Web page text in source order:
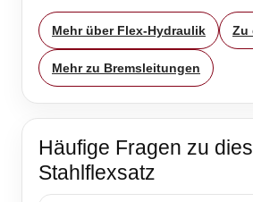
Mehr über Flex-Hydraulik Zu
Mehr zu Bremsleitungen
Häufige Fragen zu
Stahlflexsatz